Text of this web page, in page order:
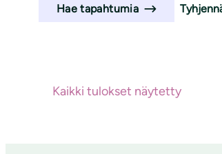
Hae tapahtumia
Haun
Kaikki tulokset näytetty